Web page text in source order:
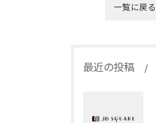
一覧に戻る
最近の投稿